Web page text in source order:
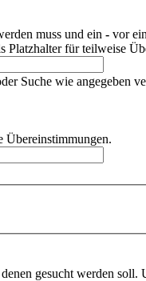
muss und ein - vor
Platzhalter für teilweise
Suche wie angegeben
Übereinstimmungen.
gesucht werden